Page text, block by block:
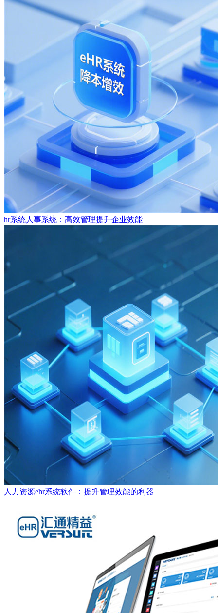
hr系统人事系统：高效管理提升企业效能
人力资源ehr系统软件：提升管理效能的利器